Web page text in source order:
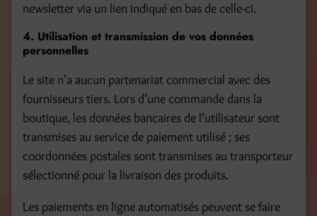
newsletter via un lien indiqué en bas de celle-ci.
4. Utilisation et transmission de vos données
personnelles
Le site n’a aucun partenariat commercial avec des
fournisseurs tiers. Lors d’une commande dans la
boutique, les données bancaires de l’utilisateur sont
transmises au service de paiement utilisé ; ses
coordonnées postales sont transmises au transporteur
sélectionné pour la livraison des produits.
Les paiements en ligne automatisés peuvent se faire